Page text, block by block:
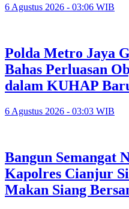
6 Agustus 2026 - 03:06 WIB
Polda Metro Jaya
Bahas Perluasan
dalam KUHAP
6 Agustus 2026 - 03:03 WIB
Bangun Semangat
Kapolres Cianjur
Makan Siang